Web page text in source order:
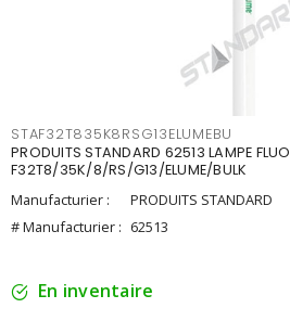
STAF32T835K8RSG13ELUMEBU
PRODUITS STANDARD 62513 LAMPE FLUO
F32T8/35K/8/RS/G13/ELUME/BULK
Manufacturier :
PRODUITS STANDARD
# Manufacturier : 62513
En inventaire